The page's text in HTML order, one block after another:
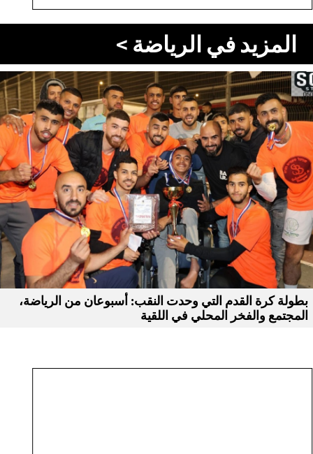
المزيد في الرياضة >
بطولة كرة القدم التي وحدت النقب: أسبوعان من الرياضة،
المجتمع والفخر المحلي في اللقية